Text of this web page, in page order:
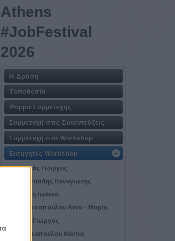
Athens
#JobFestival
2026
Η Δράση
Τοποθεσία
Φόρμα Συμμετοχής
Συμμετοχή στις Συνεντεύξεις
Συμμετοχή στα Workshop
Εισηγητές Workshop
Αγγουράς Γιώργος
Αδαμαντιάδης Παναγιώτης
Αλπέρτη Ιωάννα
Γεωργιτσοπούλου Άννα - Μαρία
Γούλας Γιώργος
Διαμαντοπούλου Νάντια